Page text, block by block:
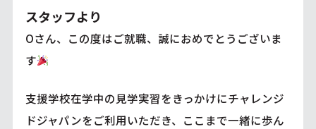
スタッフより
Oさん、この度はご就職、誠におめでとうございま
す
支援学校在学中の見学実習をきっかけにチャレンジ
ドジャパンをご利用いただき、ここまで一緒に歩ん